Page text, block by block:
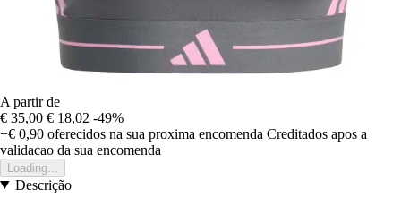
A partir de
€ 35,00 € 18,02 -49%
+€ 0,90 oferecidos na sua proxima encomenda Creditados apos a
validacao da sua encomenda
Loading...
Descrição